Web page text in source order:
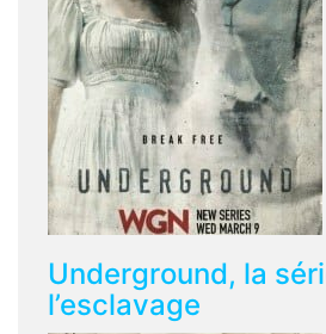
Underground, la
l’esclavage